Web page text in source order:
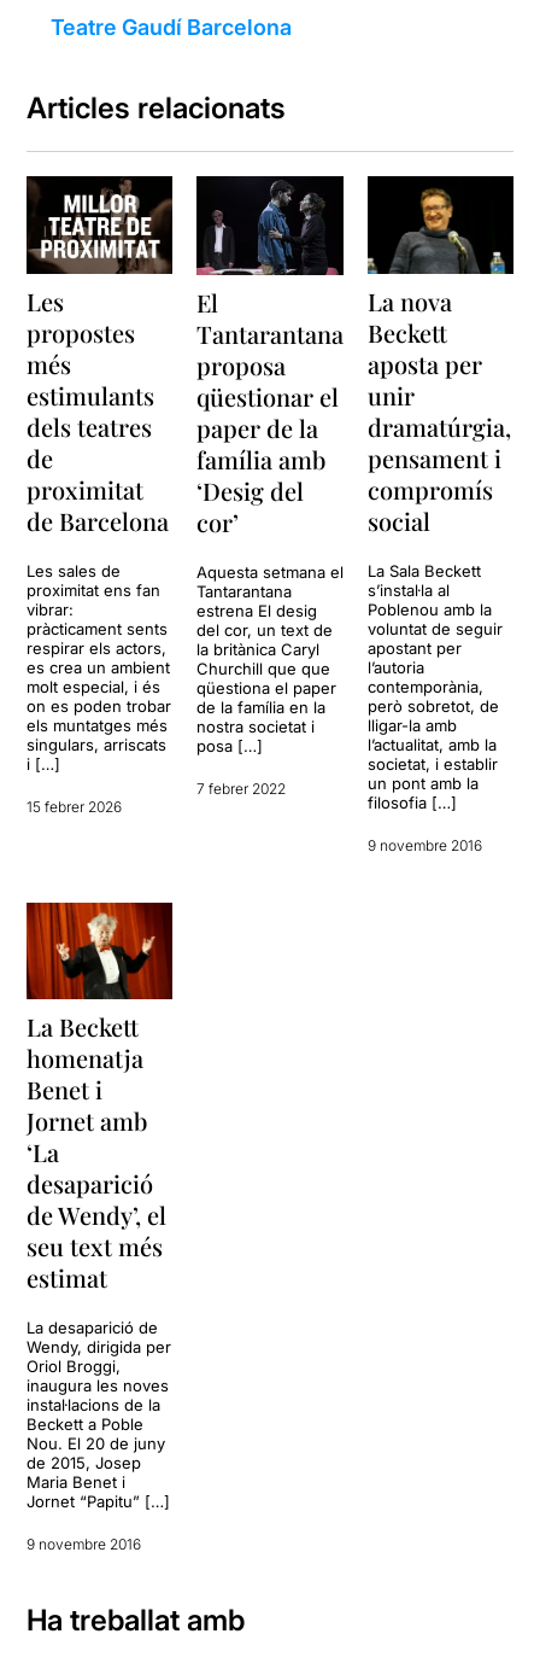
Teatre Gaudí Barcelona
Articles relacionats
Les
propostes
més
estimulants
dels teatres
de
proximitat
de Barcelona
Les sales de
proximitat ens fan
vibrar:
pràcticament sents
respirar els actors,
es crea un ambient
molt especial, i és
on es poden trobar
els muntatges més
singulars, arriscats
i […]
15 febrer 2026
El
Tantarantana
proposa
qüestionar el
paper de la
família amb
‘Desig del
cor’
Aquesta setmana el
Tantarantana
estrena El desig
del cor, un text de
la britànica Caryl
Churchill que que
qüestiona el paper
de la família en la
nostra societat i
posa […]
7 febrer 2022
La nova
Beckett
aposta per
unir
dramatúrgia,
pensament i
compromís
social
La Sala Beckett
s’instal·la al
Poblenou amb la
voluntat de seguir
apostant per
l’autoria
contemporània,
però sobretot, de
lligar-la amb
l’actualitat, amb la
societat, i establir
un pont amb la
filosofia […]
9 novembre 2016
La Beckett
homenatja
Benet i
Jornet amb
‘La
desaparició
de Wendy’, el
seu text més
estimat
La desaparició de
Wendy, dirigida per
Oriol Broggi,
inaugura les noves
instal·lacions de la
Beckett a Poble
Nou. El 20 de juny
de 2015, Josep
Maria Benet i
Jornet “Papitu” […]
9 novembre 2016
Ha treballat amb